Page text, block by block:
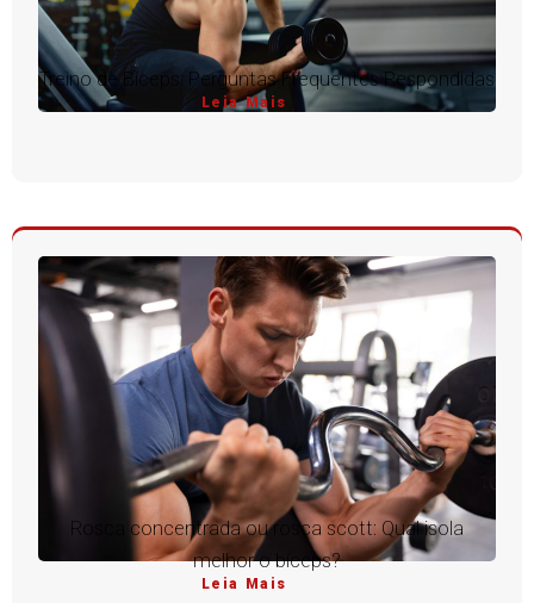
Treino de Bíceps: Perguntas Frequentes Respondidas
Leia Mais
Rosca concentrada ou rosca scott: Qual isola
melhor o bíceps?
Leia Mais